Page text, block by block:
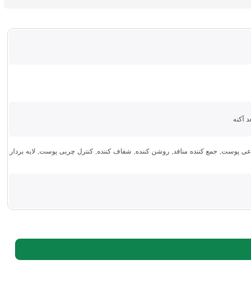
آکنه
پوست, جمع کننده منافد, روشن کننده, شفاف کننده, کنترل چربی پوست, لایه بردار